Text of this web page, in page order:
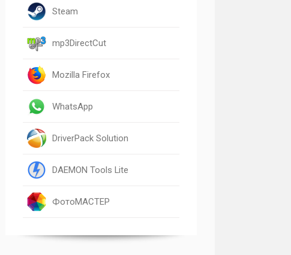
Steam
mp3DirectCut
Mozilla Firefox
WhatsApp
DriverPack Solution
DAEMON Tools Lite
ФотоМАСТЕР